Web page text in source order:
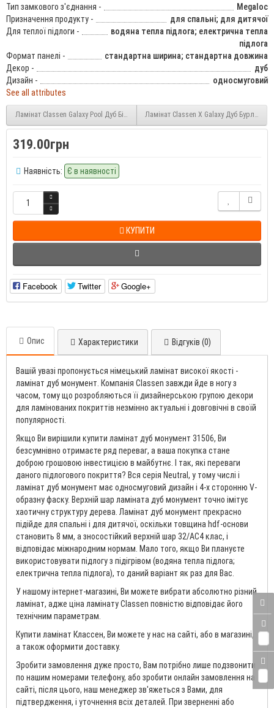
Тип замкового з'єднання -
Megaloc
Призначення продукту -
для спальні; для дитячої
Для теплої підлоги -
водяна тепла підлога; електрична тепла
підлога
Формат панелі -
стандартна ширина; стандартна довжина
Декор -
дуб
Дизайн -
односмуговий
See all attributes
Ламінат Classen Galaxy Pool Дуб Білий (52587) 8 мм 32 клас
Ламінат Classen Х Galaxy Дуб
319.00грн
Наявність: Є в наявності
КУПИТИ
Facebook Twitter Google+
Опис Характеристики Відгуків (0)
Вашій увазі пропонується німецький ламінат високої якості -
ламінат дуб монумент. Компанія Classen завжди йде в ногу з
часом, тому що розробляються її дизайнерською групою декори
для ламінованих покриттів незмінно актуальні і довговічні в своїй
популярності.
Якщо Ви вирішили купити ламінат дуб монумент 31506, Ви
безсумнівно отримаєте ряд переваг, а ваша покупка стане
доброю грошовою інвестицією в майбутнє. І так, які переваги
даного підлогового покриття? Вся серія Neutral, у тому числі і
ламінат дуб монумент має односмуговий дизайн і 4-х сторонню V-
образну фаску. Верхній шар ламіната дуб монумент точно імітує
хаотичну структуру дерева. Ламінат дуб монумент прекрасно
підійде для спальні і для дитячої, оскільки товщина hdf-основи
становить 8 мм, а зносостійкий верхній шар 32/AC4 клас, і
відповідає міжнародним нормам. Мало того, якщо Ви плануєте
використовувати підлогу з підігрівом (водяна тепла підлога;
електрична тепла підлога), то даний варіант як раз для Вас.
У нашому інтернет-магазині, Ви можете вибрати абсолютно різний
ламінат, адже ціна ламінату Classen повністю відповідає його
технічним параметрам.
Купити ламінат Классен, Ви можете у нас на сайті, або в магазині,
а також оформити доставку.
Зробити замовлення дуже просто, Вам потрібно лише подзвонити
по нашим номерами телефону, або зробити онлайн замовлення на
сайті, після цього, наш менеджер зв'яжеться з Вами, для
підтвердження, і уточнення всіх деталей. При зверненні або